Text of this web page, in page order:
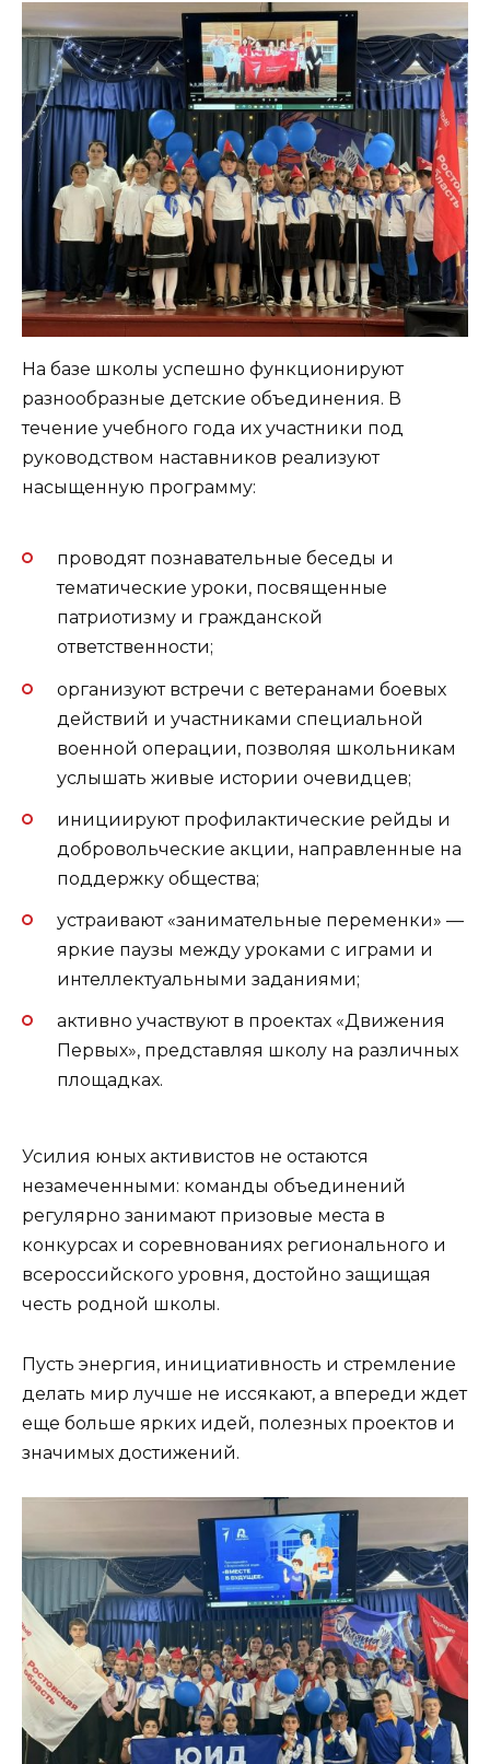
На базе школы успешно функционируют
разнообразные детские объединения. В
течение учебного года их участники под
руководством наставников реализуют
насыщенную программу:
проводят познавательные беседы и
тематические уроки, посвященные
патриотизму и гражданской
ответственности;
организуют встречи с ветеранами боевых
действий и участниками специальной
военной операции, позволяя школьникам
услышать живые истории очевидцев;
инициируют профилактические рейды и
добровольческие акции, направленные на
поддержку общества;
устраивают «занимательные переменки» —
яркие паузы между уроками с играми и
интеллектуальными заданиями;
активно участвуют в проектах «Движения
Первых», представляя школу на различных
площадках.
Усилия юных активистов не остаются
незамеченными: команды объединений
регулярно занимают призовые места в
конкурсах и соревнованиях регионального и
всероссийского уровня, достойно защищая
честь родной школы.
Пусть энергия, инициативность и стремление
делать мир лучше не иссякают, а впереди ждет
еще больше ярких идей, полезных проектов и
значимых достижений.